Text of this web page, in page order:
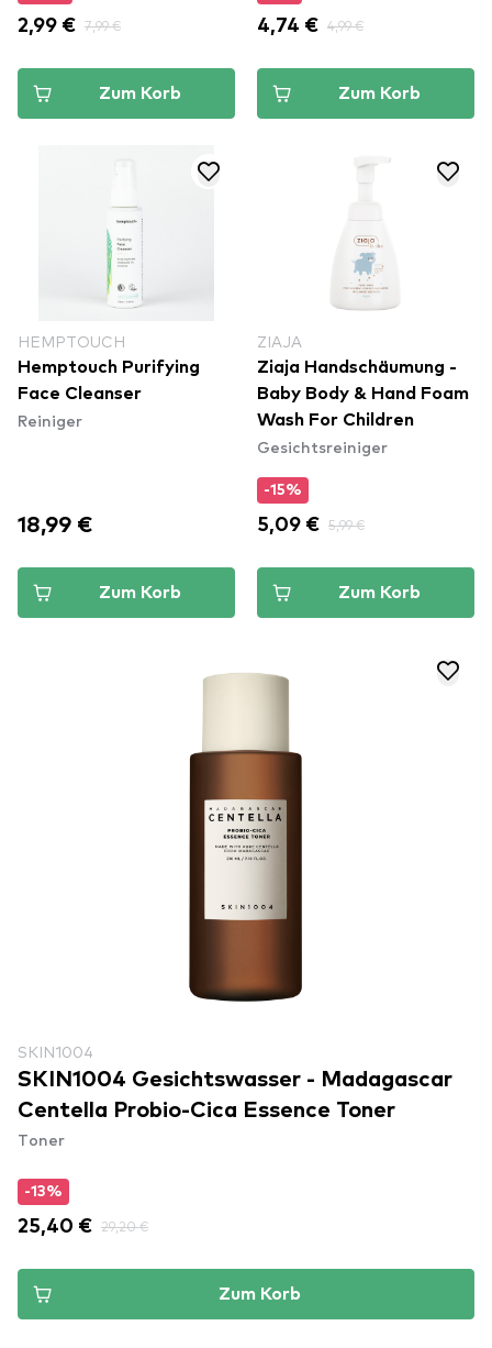
2,99 € 7,99 €
Zum Korb
4,74 € 4,99 €
Zum Korb
HEMPTOUCH
Hemptouch Purifying
Face Cleanser
Reiniger
18,99 €
Zum Korb
ZIAJA
Ziaja Handschäumung -
Baby Body & Hand Foam
Wash For Children
Gesichtsreiniger
-15%
5,09 € 5,99 €
Zum Korb
SKIN1004
SKIN1004 Gesichtswasser - Madagascar
Centella Probio-Cica Essence Toner
Toner
-13%
25,40 € 29,20 €
Zum Korb